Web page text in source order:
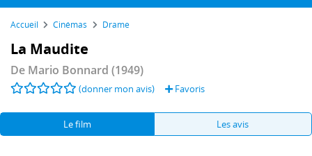
Accueil Cinémas Drame
La Maudite
De Mario Bonnard (1949)
(donner mon avis) Favoris
Le film Les avis